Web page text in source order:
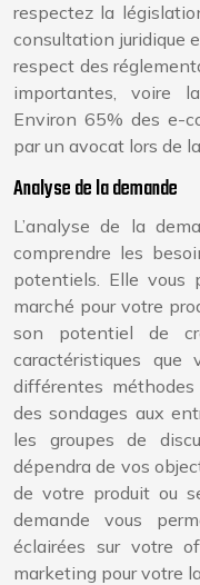
respectez la
consultation juridique
respect des
importantes, voire
Environ 65% des e-
par un avocat lors de
Analyse de la demande
L’analyse de la
comprendre les
potentiels. Elle vous
marché pour votre
son potentiel de
caractéristiques
différentes
des sondages aux
les groupes de
dépendra de vos
de votre produit ou
demande vous
éclairées sur votre
marketing pour votre